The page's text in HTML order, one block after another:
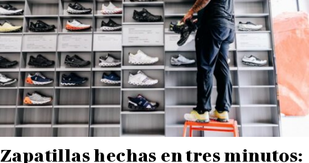
Zapatillas hechas en tres minutos: